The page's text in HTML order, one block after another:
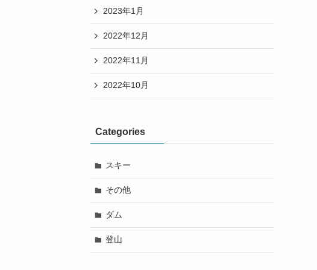
2023年1月
2022年12月
2022年11月
2022年10月
Categories
スキー
その他
ダム
登山